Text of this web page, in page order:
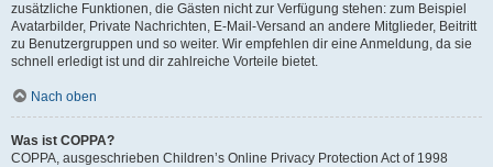
zusätzliche Funktionen, die Gästen nicht zur Verfügung stehen: zum Beispiel
Avatarbilder, Private Nachrichten, E-Mail-Versand an andere Mitglieder, Beitritt
zu Benutzergruppen und so weiter. Wir empfehlen dir eine Anmeldung, da sie
schnell erledigt ist und dir zahlreiche Vorteile bietet.
Nach oben
Was ist COPPA?
COPPA, ausgeschrieben Children’s Online Privacy Protection Act of 1998